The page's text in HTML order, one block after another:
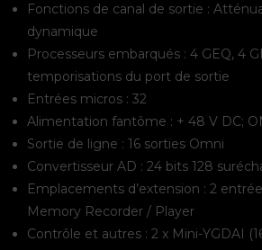
Fonctions de canal de sortie :
dynamique
Processeurs embarqués : 4 GEQ, 4
temporisations du port de sortie
Entrées micros : 32
Alimentation fantôme : + 48 V DC;
Sortie de ligne : 16 sorties Omni
Convertisseur AD : 24 bits 128
Emplacements d’extension : 2
Memory Recorder / Player
Contrôle et autres : 2 x Mini-YGDAI